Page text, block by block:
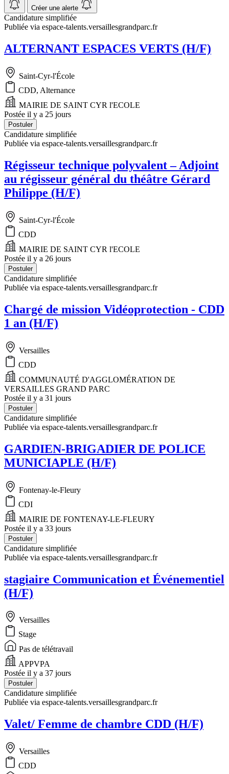
Créer une alerte
Candidature simplifiée
Publiée via espace-talents.versaillesgrandparc.fr
ALTERNANT ESPACES VERTS (H/F)
Saint-Cyr-l'École
CDD, Alternance
MAIRIE DE SAINT CYR l'ECOLE
Postée il y a 25 jours
Postuler
Candidature simplifiée
Publiée via espace-talents.versaillesgrandparc.fr
Régisseur technique polyvalent – Adjoint
au régisseur général du théâtre Gérard
Philippe (H/F)
Saint-Cyr-l'École
CDD
MAIRIE DE SAINT CYR l'ECOLE
Postée il y a 26 jours
Postuler
Candidature simplifiée
Publiée via espace-talents.versaillesgrandparc.fr
Chargé de mission Vidéoprotection - CDD
1 an (H/F)
Versailles
CDD
COMMUNAUTÉ D'AGGLOMÉRATION DE
VERSAILLES GRAND PARC
Postée il y a 31 jours
Postuler
Candidature simplifiée
Publiée via espace-talents.versaillesgrandparc.fr
GARDIEN-BRIGADIER DE POLICE
MUNICIAPLE (H/F)
Fontenay-le-Fleury
CDI
MAIRIE DE FONTENAY-LE-FLEURY
Postée il y a 33 jours
Postuler
Candidature simplifiée
Publiée via espace-talents.versaillesgrandparc.fr
stagiaire Communication et Événementiel
(H/F)
Versailles
Stage
Pas de télétravail
APPVPA
Postée il y a 37 jours
Postuler
Candidature simplifiée
Publiée via espace-talents.versaillesgrandparc.fr
Valet/ Femme de chambre CDD (H/F)
Versailles
CDD